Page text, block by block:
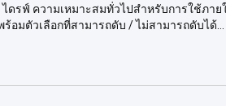
ไดรฟ์ ความเหมาะสมทั่วไปสําหรับการใช้ภาย
ร้อมตัวเลือกที่สามารถดับ / ไม่สามารถดับได้...